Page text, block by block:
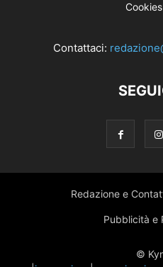
Contattaci:
Redazione e
Pubblicità e
©